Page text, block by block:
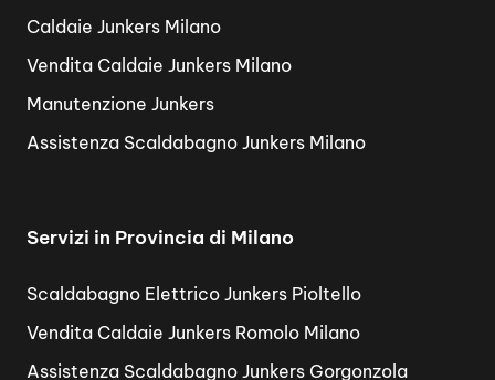
Caldaie Junkers Milano
Vendita Caldaie Junkers Milano
Manutenzione Junkers
Assistenza Scaldabagno Junkers Milano
Servizi in Provincia di Milano
Scaldabagno Elettrico Junkers Pioltello
Vendita Caldaie Junkers Romolo Milano
Assistenza Scaldabagno Junkers Gorgonzola